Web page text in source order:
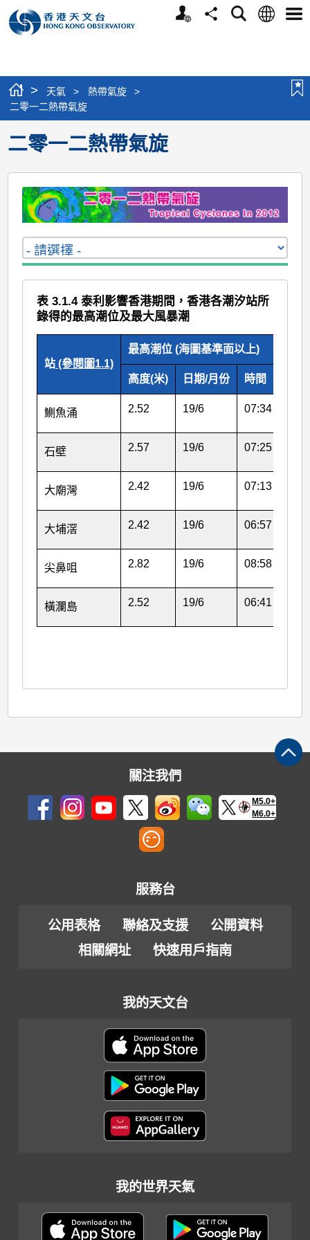
個
分
搜
語
選
> 天氣 > 熱帶氣旋
>
二零一二熱帶氣旋
二零一二熱帶氣旋
表 3.1.4 泰利影響香港期間，香港各潮汐站所
錄得的最高潮位及最大風暴潮
站 (參閱圖1.1)
最高潮位 (海圖基準面以上)
高度(米) 日期/月份 時間
鰂魚涌 2.52 19/6 07:34
石壁 2.57 19/6 07:25
大廟灣 2.42 19/6 07:13
大埔滘 2.42 19/6 06:57
尖鼻咀 2.82 19/6 08:58
橫瀾島 2.52 19/6 06:41
關注我們
M5.0+
M6.0+
服務台
公用表格 聯絡及支援
公開資料
相關網址
快速用戶指南
我的天文台
我的世界天氣